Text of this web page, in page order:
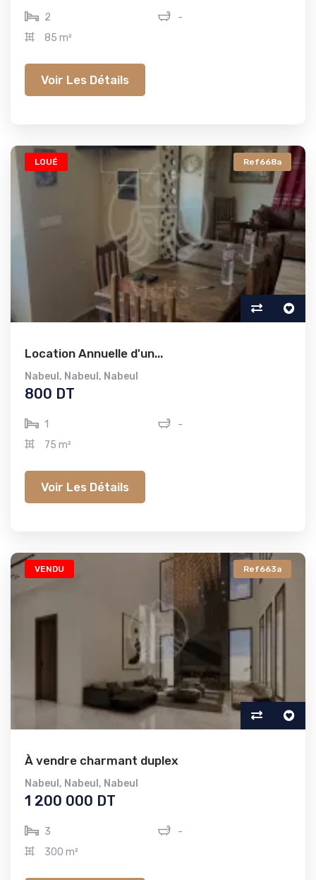
2
-
85 m²
Voir Les Détails
LOUÉ Ref668a
Location Annuelle d'un...
Nabeul , Nabeul , Nabeul
800 DT
1
-
75 m²
Voir Les Détails
VENDU Ref663a
À vendre charmant duplex
Nabeul , Nabeul , Nabeul
1 200 000 DT
3
-
300 m²